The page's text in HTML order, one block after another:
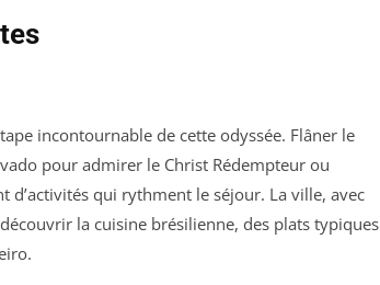
incontournable de cette odyssée. Flâner le
pour admirer le Christ Rédempteur ou
d’activités qui rythment le séjour. La ville, avec
la cuisine brésilienne, des plats typiques